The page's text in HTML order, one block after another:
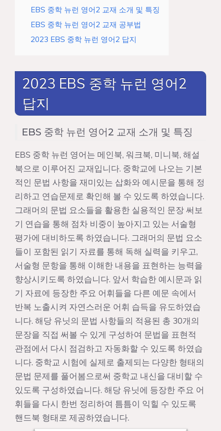
EBS 중학 뉴런 영어2 교재 소개 및 특징
EBS 중학 뉴런 영어2 교재 공부법
2023 EBS 중학 뉴런 영어2 답지
2023 EBS 중학 뉴런 영어2
답지
EBS 중학 뉴런 영어2 교재 소개 및 특징
EBS 중학 뉴런 영어는 메인북, 워크북, 미니북, 해설
북으로 이루어진 교재입니다. 중학교에 나오는 기본
적인 문법 사항을 재미있는 삽화와 예시문을 통해 정
리하고 연습문제로 확인해 볼 수 있도록 하였습니다.
그래머의 문법 요소들을 활용한 실용적인 문장 써보
기 연습을 통해 점차 비중이 높아지고 있는 서술형
평가에 대비하도록 하였습니다. 그래머의 문법 요소
들이 포함된 읽기 자료를 통해 독해 실력을 키우고,
서술형 문항을 통해 이해한 내용을 표현하는 능력을
향상시키도록 하였습니다. 앞서 학습한 예시문과 읽
기 자료에 등장한 주요 어휘들을 다른 예문 속에서
반복 노출시켜 자연스러운 어휘 습득을 유도하였습
니다. 해당 유닛의 문법 사항들의 적용된 총 30개의
문장을 직접 써볼 수 있게 구성하여 문법을 표현적
관점에서 다시 점검하고 자동화할 수 있도록 하였습
니다. 중학교 시험에 실제로 출제되는 다양한 형태의
문법 문제를 풀어봄으로써 중학교 내신을 대비할 수
있도록 구성하였습니다. 해당 유닛에 등장한 주요 어
휘들을 다시 한번 정리하여 틈틈이 익힐 수 있도록
핸드북 형태로 제공하였습니다.